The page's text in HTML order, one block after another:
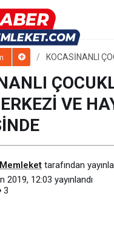
KOCASİNANLI
BAHÇESİNDE
VE
tarafından
2019, 12:03 yayınlandı
3
KAYSERİ
TARLA GÜNÜ
Yap